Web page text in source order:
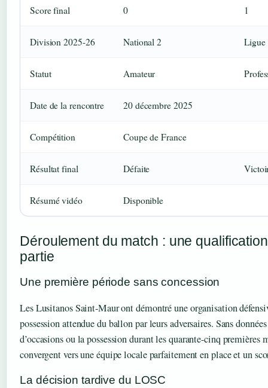
Score final 0 1
Division 2025-26 National 2 Ligue
Statut Amateur
Date de la rencontre 20 décembre 2025
Compétition Coupe de France
Résultat final Défaite
Résumé vidéo Disponible
Déroulement du match : une
partie
Une première période sans concession
Les Lusitanos Saint-Maur ont démontré une organisation
possession attendue du ballon par leurs adversaires. Sans
d’occasions ou la possession durant les quarante-cinq premières
convergent vers une équipe locale parfaitement en place et un
La décision tardive du LOSC